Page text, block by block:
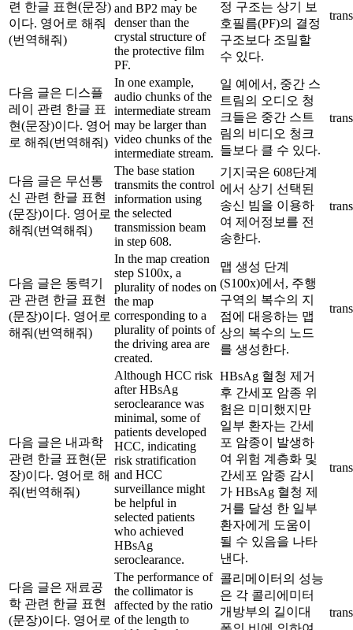
련 한글 표현(문장)
이다. 영어로 해줘
(번역해줘)
and BP2 may be
denser than the
crystal structure of
the protective film
PF.
정 구조는 상기 보
호필름(PF)의 결정
구조보다 조밀할
수 있다.
다음 글은 디스플
레이 관련 한글 표
현(문장)이다. 영어
로 해줘(번역해줘)
In one example,
audio chunks of the
intermediate stream
may be larger than
video chunks of the
intermediate stream.
일 예에서, 중간 스
트림의 오디오 청
크들은 중간 스트
림의 비디오 청크
들보다 클 수 있다.
다음 글은 무선통
신 관련 한글 표현
(문장)이다. 영어로
해줘(번역해줘)
The base station
transmits the control
information using
the selected
transmission beam
in step 608.
기지국은 608단계
에서 상기 선택된
송신 빔을 이용하
여 제어정보를 전
송한다.
다음 글은 동력기
관 관련 한글 표현
(문장)이다. 영어로
해줘(번역해줘)
In the map creation
step S100x, a
plurality of nodes on
the map
corresponding to a
plurality of points of
the driving area are
created.
맵 생성 단계
(S100x)에서, 주행
구역의 복수의 지
점에 대응하는 맵
상의 복수의 노드
를 생성한다.
다음 글은 내과학
관련 한글 표현(문
장)이다. 영어로 해
줘(번역해줘)
Although HCC risk
after HBsAg
seroclearance was
minimal, some of
patients developed
HCC, indicating
risk stratification
and HCC
surveillance might
be helpful in
selected patients
who achieved
HBsAg
seroclearance.
HBsAg 혈청 제거
후 간세포 암종 위
험은 미미했지만
일부 환자는 간세
포 암종이 발생하
여 위험 계층화 및
간세포 암종 감시
가 HBsAg 혈청 제
거를 달성 한 일부
환자에게 도움이
될 수 있음을 나타
낸다.
다음 글은 재료공
학 관련 한글 표현
(문장)이다. 영어로
The performance of
the collimator is
affected by the ratio
of the length to
콜리메이터의 성능
은 각 콜리에미터
개방부의 길이대